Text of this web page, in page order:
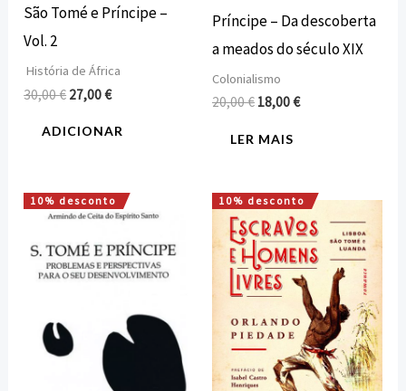
São Tomé e Príncipe –
Vol. 2
História de África
30,00€ 27,00€
ADICIONAR
Príncipe – Da descoberta
a meados do século XIX
Colonialismo
20,00€ 18,00€
LER MAIS
10% desconto
O
preço
original
era:
15,00 €.
O
preço
atual
é:
13,50 €.
10% desconto
O
preço
original
era:
16,00 €.
O
preço
atual
é:
14,40 €.